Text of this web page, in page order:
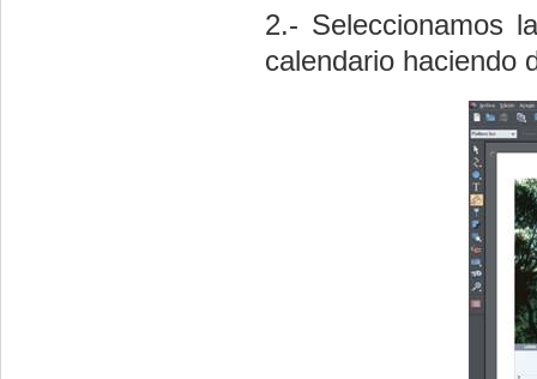
2.- Seleccionamos
calendario haciendo